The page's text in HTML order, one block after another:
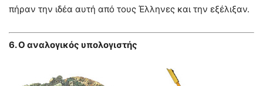
πήραν την ιδέα αυτή από τους Έλληνες και την εξέλιξαν.
6. Ο αναλογικός υπολογιστής